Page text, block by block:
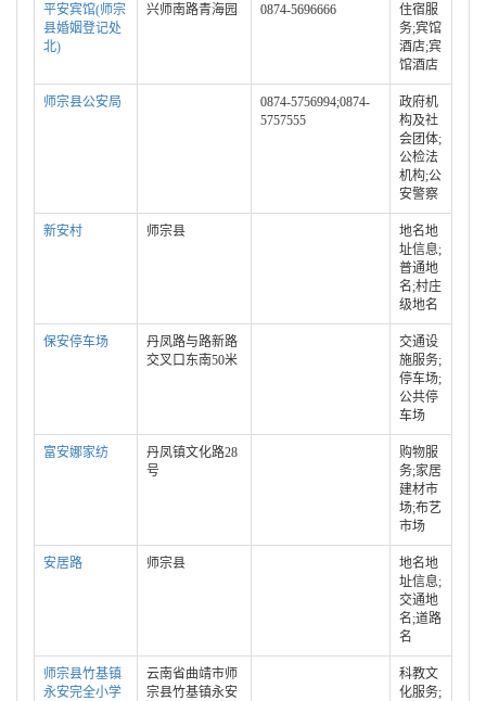
平安宾馆(师宗
县婚姻登记处
北)
兴师南路青海园 0874-5696666
住宿服
务;宾馆
酒店;宾
馆酒店
师宗县公安局
0874-5756994;0874-
5757555
政府机
构及社
会团体;
公检法
机构;公
安警察
新安村 师宗县
地名地
址信息;
普通地
名;村庄
级地名
保安停车场
丹凤路与路新路
交叉口东南50米
交通设
施服务;
停车场;
公共停
车场
富安娜家纺
丹凤镇文化路28
号
购物服
务;家居
建材市
场;布艺
市场
安居路 师宗县
地名地
址信息;
交通地
名;道路
名
师宗县竹基镇
永安完全小学
云南省曲靖市师
宗县竹基镇永安
科教文
化服务;